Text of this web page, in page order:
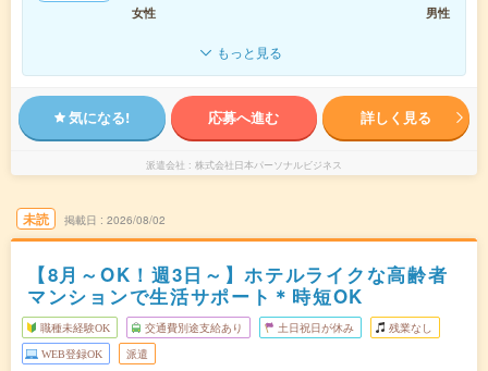
女性
男性
もっと見る
気になる! 応募へ進む 詳しく見る
派遣会社 株式会社日本パーソナルビジネス
未読 掲載日 2026/08/02
【8月～OK！週3日～】ホテルライクな高齢者
マンションで生活サポート＊時短OK
職種未経験OK 交通費別途支給あり 土日祝日が休み 残業なし
WEB登録OK 派遣